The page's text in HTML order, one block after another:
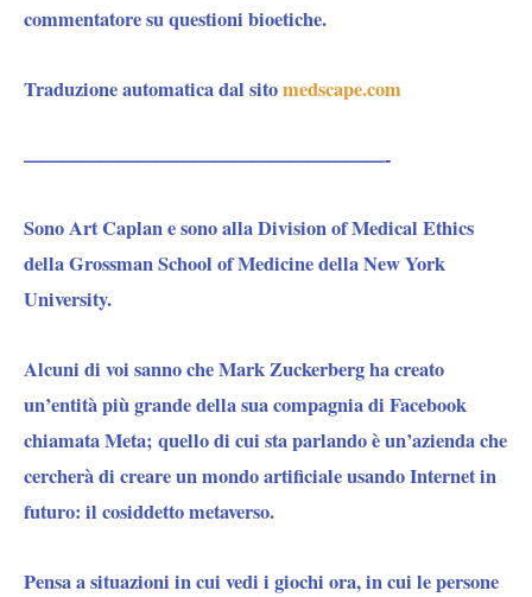
commentatore su questioni bioetiche.
Traduzione automatica dal sitomedscape.com
———————————————————-
Sono Art Caplan e sono alla Division of Medical Ethics
della Grossman School of Medicine della New York
University.
Alcuni di voi sanno che Mark Zuckerberg ha creato
un’entità più grande della sua compagnia di Facebook
chiamata Meta; quello di cui sta parlando è un’azienda che
cercherà di creare un mondo artificiale usando Internet in
futuro: il cosiddetto metaverso.
Pensa a situazioni in cui vedi i giochi ora, in cui le persone